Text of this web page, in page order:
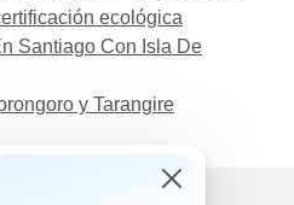
ecológica
Santiago Con Isla De
y Tarangire